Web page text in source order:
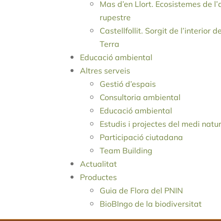
Mas d’en Llort. Ecosistemes de
rupestre
Castellfollit. Sorgit de l’interior
Terra
Educació ambiental
Altres serveis
Gestió d’espais
Consultoria ambiental
Educació ambiental
Estudis i projectes del medi
Participació ciutadana
Team Building
Actualitat
Productes
Guia de Flora del PNIN
BioBIngo de la biodiversitat